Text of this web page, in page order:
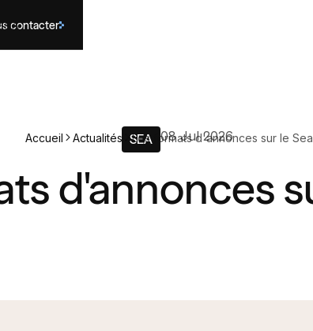
IA
contacter
Accueil Actualités Les formats d'annonces sur le
SEA 08 Jul 2026
d'annonces